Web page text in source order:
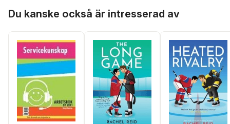
Du kanske också är intresserad av